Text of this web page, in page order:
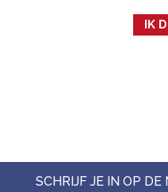
IK
SCHRIJF JE IN OP